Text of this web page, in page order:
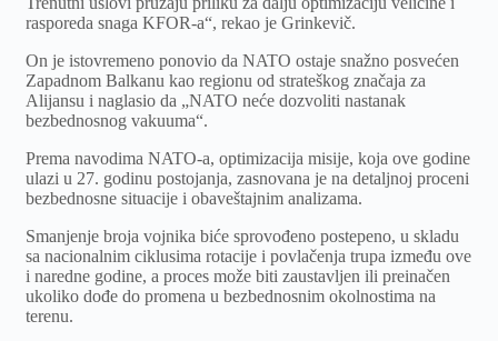
rasporeda snaga KFOR-a“, rekao je Grinkevič.
On je istovremeno ponovio da NATO ostaje snažno posvećen
Zapadnom Balkanu kao regionu od strateškog značaja za
Alijansu i naglasio da „NATO neće dozvoliti nastanak
bezbednosnog vakuuma“.
Prema navodima NATO-a, optimizacija misije, koja ove godine
ulazi u 27. godinu postojanja, zasnovana je na detaljnoj proceni
bezbednosne situacije i obaveštajnim analizama.
Smanjenje broja vojnika biće sprovođeno postepeno, u skladu
sa nacionalnim ciklusima rotacije i povlačenja trupa između ove
i naredne godine, a proces može biti zaustavljen ili preinačen
ukoliko dođe do promena u bezbednosnim okolnostima na
terenu.